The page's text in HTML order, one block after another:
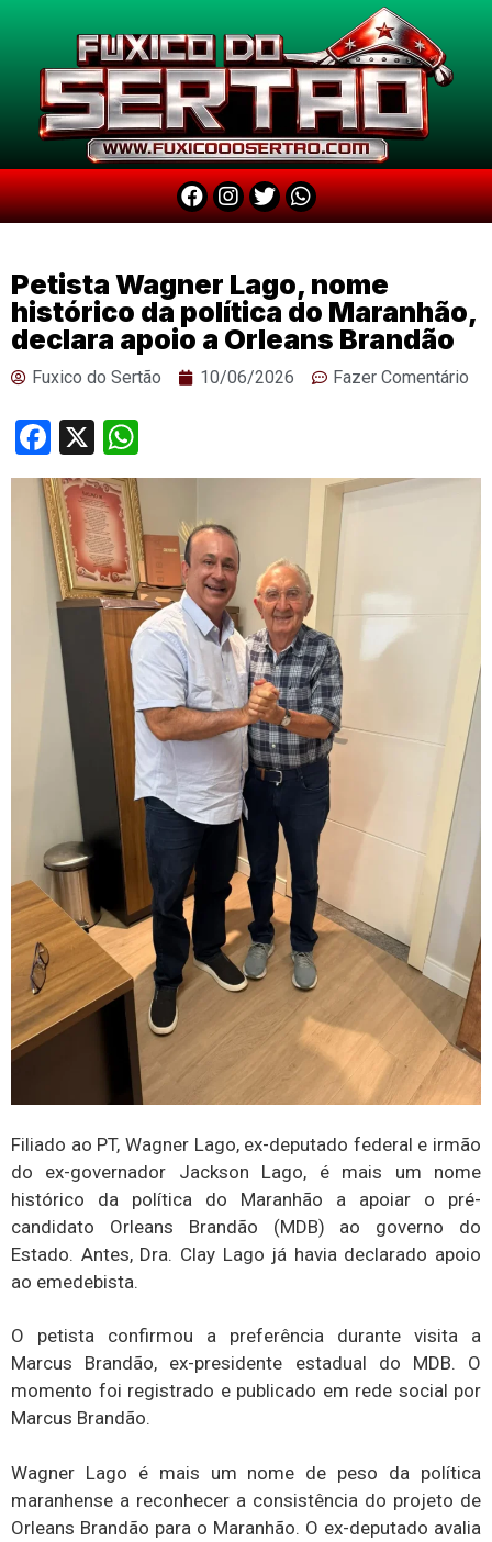
Petista Wagner Lago, nome
histórico da política do Maranhão,
declara apoio a Orleans Brandão
Fuxico do Sertão 10/06/2026 Fazer Comentário
Facebook
X
Filiado ao PT, Wagner Lago, ex-deputado federal e irmão
do ex-governador Jackson Lago, é mais um nome
histórico da política do Maranhão a apoiar o pré-
candidato Orleans Brandão (MDB) ao governo do
Estado. Antes, Dra. Clay Lago já havia declarado apoio
ao emedebista.
O petista confirmou a preferência durante visita a
Marcus Brandão, ex-presidente estadual do MDB. O
momento foi registrado e publicado em rede social por
Marcus Brandão.
Wagner Lago é mais um nome de peso da política
maranhense a reconhecer a consistência do projeto de
Orleans Brandão para o Maranhão. O ex-deputado avalia